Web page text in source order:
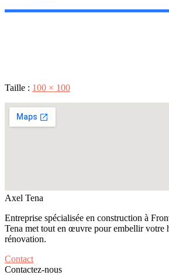
Taille : 100 × 100
Axel Tena
Entreprise spécialisée en construction à
Tena met tout en œuvre pour embellir votre
rénovation.
Contact
Contactez-nous